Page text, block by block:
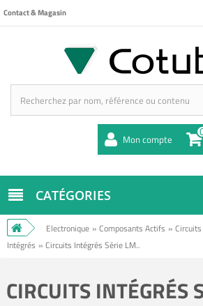
Contact & Magasin
Mon compte
CATÉGORIES
Electronique » Composants Actifs » Circuits
Intégrés » Circuits Intégrés Série LM..
CIRCUITS INTÉGRÉS